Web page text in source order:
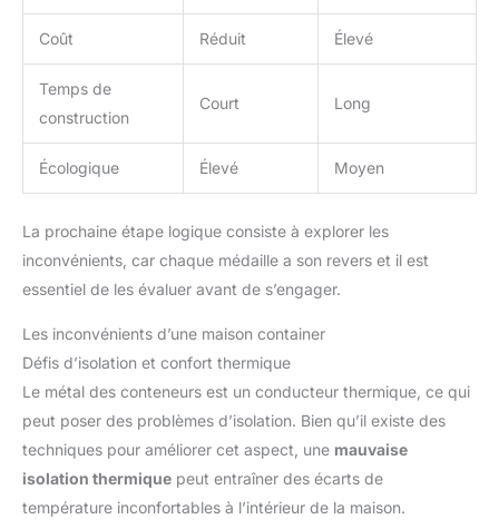
Coût Réduit Élevé
Temps de
construction
Court Long
Écologique Élevé Moyen
La prochaine étape logique consiste à explorer les
inconvénients, car chaque médaille a son revers et il est
essentiel de les évaluer avant de s’engager.
Les inconvénients d’une maison container
Défis d’isolation et confort thermique
Le métal des conteneurs est un conducteur thermique, ce qui
peut poser des problèmes d’isolation. Bien qu’il existe des
techniques pour améliorer cet aspect, une mauvaise
isolation thermique peut entraîner des écarts de
température inconfortables à l’intérieur de la maison.